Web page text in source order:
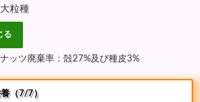
粒種
ッツ廃棄率：殻27%及び種皮3%
（7/7）